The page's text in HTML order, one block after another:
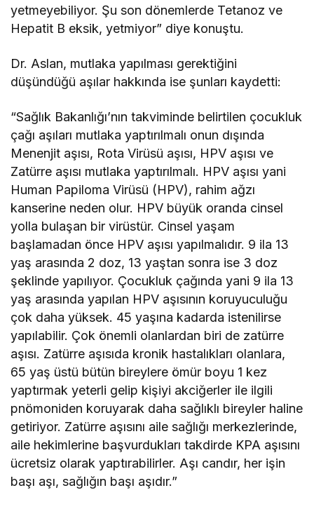
yetmeyebiliyor. Şu son dönemlerde Tetanoz ve
Hepatit B eksik, yetmiyor” diye konuştu.
Dr. Aslan, mutlaka yapılması gerektiğini
düşündüğü aşılar hakkında ise şunları kaydetti:
“Sağlık Bakanlığı’nın takviminde belirtilen çocukluk
çağı aşıları mutlaka yaptırılmalı onun dışında
Menenjit aşısı, Rota Virüsü aşısı, HPV aşısı ve
Zatürre aşısı mutlaka yaptırılmalı. HPV aşısı yani
Human Papiloma Virüsü (HPV), rahim ağzı
kanserine neden olur. HPV büyük oranda cinsel
yolla bulaşan bir virüstür. Cinsel yaşam
başlamadan önce HPV aşısı yapılmalıdır. 9 ila 13
yaş arasında 2 doz, 13 yaştan sonra ise 3 doz
şeklinde yapılıyor. Çocukluk çağında yani 9 ila 13
yaş arasında yapılan HPV aşısının koruyuculuğu
çok daha yüksek. 45 yaşına kadarda istenilirse
yapılabilir. Çok önemli olanlardan biri de zatürre
aşısı. Zatürre aşısıda kronik hastalıkları olanlara,
65 yaş üstü bütün bireylere ömür boyu 1 kez
yaptırmak yeterli gelip kişiyi akciğerler ile ilgili
pnömoniden koruyarak daha sağlıklı bireyler haline
getiriyor. Zatürre aşısını aile sağlığı merkezlerinde,
aile hekimlerine başvurdukları takdirde KPA aşısını
ücretsiz olarak yaptırabilirler. Aşı candır, her işin
başı aşı, sağlığın başı aşıdır.”